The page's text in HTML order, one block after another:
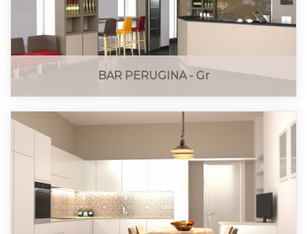
BAR PERUGINA - Gr